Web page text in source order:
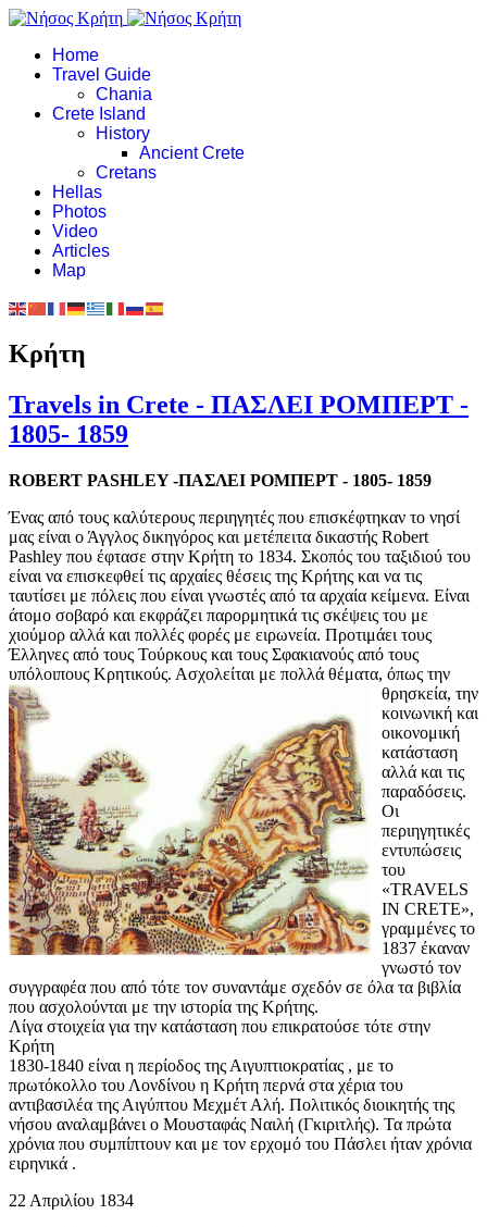
Home
Travel Guide
Chania
Crete Island
History
Ancient Crete
Cretans
Hellas
Photos
Video
Articles
Map
Κρήτη
Travels in Crete - ΠΑΣΛΕΙ ΡΟΜΠΕΡΤ -
1805- 1859
ROBERT PASHLEY -ΠΑΣΛΕΙ ΡΟΜΠΕΡΤ - 1805- 1859
Ένας από τους καλύτερους περιηγητές που επισκέφτηκαν το νησί
μας είναι ο Άγγλος δικηγόρος και μετέπειτα δικαστής Robert
Pashley που έφτασε στην Κρήτη τo 1834. Σκοπός του ταξιδιού του
είναι να επισκεφθεί τις αρχαίες θέσεις της Κρήτης και να τις
ταυτίσει με πόλεις που είναι γνωστές από τα αρχαία κείμενα. Είναι
άτομο σοβαρό και εκφράζει παρορμητικά τις σκέψεις του με
χιούμορ αλλά και πολλές φορές με ειρωνεία. Προτιμάει τους
Έλληνες από τους Τούρκους και τους Σφακιανούς από τους
υπόλοιπους Κρητικούς. Ασχολείται με πολλά θέματα, όπως την
θρησκεία, την
κοινωνική και
οικονομική
κατάσταση
αλλά και τις
παραδόσεις.
Οι
περιηγητικές
εντυπώσεις
του
«TRAVELS
IN CRETE»,
γραμμένες το
1837 έκαναν
γνωστό τον
συγγραφέα που από τότε τον συναντάμε σχεδόν σε όλα τα βιβλία
που ασχολούνται με την ιστορία της Κρήτης.
Λίγα στοιχεία για την κατάσταση που επικρατούσε τότε στην
Κρήτη
1830-1840 είναι η περίοδος της Αιγυπτιοκρατίας , με το
πρωτόκολλο του Λονδίνου η Κρήτη περνά στα χέρια του
αντιβασιλέα της Αιγύπτου Μεχμέτ Αλή. Πολιτικός διοικητής της
νήσου αναλαμβάνει ο Μουσταφάς Ναιλή (Γκιριτλής). Τα πρώτα
χρόνια που συμπίπτουν και με τον ερχομό του Πάσλει ήταν χρόνια
ειρηνικά .
22 Απριλίου 1834